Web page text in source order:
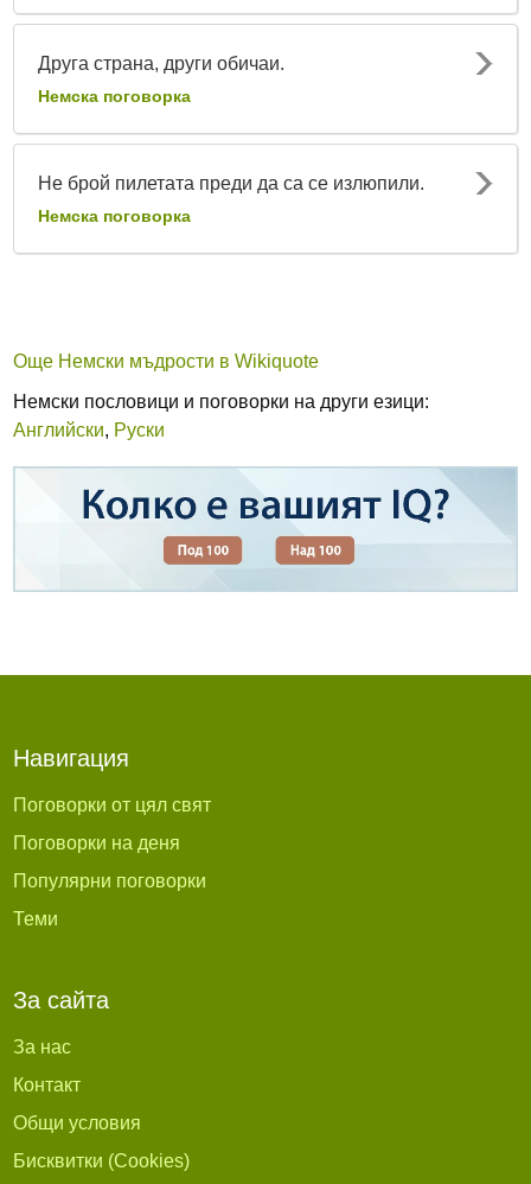
Друга страна, други обичаи.
Немска поговорка
Не брой пилетата преди да са се излюпили.
Немска поговорка
Още Немски мъдрости в Wikiquote
Немски пословици и поговорки на други езици:
Английски, Руски
Навигация
Поговорки от цял свят
Поговорки на деня
Популярни поговорки
Теми
За сайта
За нас
Контакт
Общи условия
Бисквитки (Cookies)